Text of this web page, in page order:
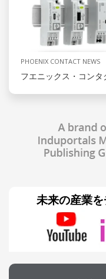
PHOENIX CONTACT NEWS
フエニックス・コン
未来の産業